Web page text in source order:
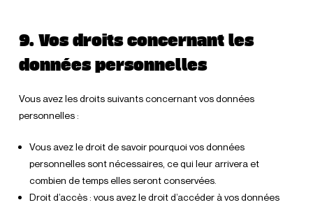
9. Vos droits concernant les
données personnelles
Vous avez les droits suivants concernant vos données
personnelles :
Vous avez le droit de savoir pourquoi vos données
personnelles sont nécessaires, ce qui leur arrivera et
combien de temps elles seront conservées.
Droit d’accès : vous avez le droit d’accéder à vos données